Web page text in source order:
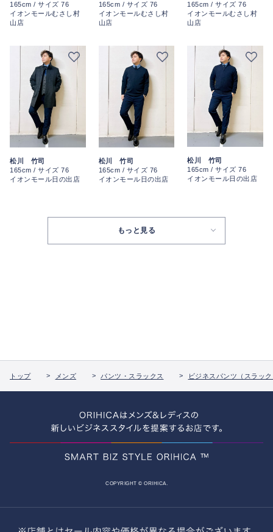
165cm / サイズ 76
イオンモールむさし村
山店
165cm / サイズ 76
イオンモールむさし村
山店
165cm / サイズ 76
イオンモールむさし村
山店
松川 竹司
165cm / サイズ 76
イオンモール日の出店
松川 竹司
165cm / サイズ 76
イオンモール日の出店
松川 竹司
165cm / サイズ 76
イオンモール日の出店
もっと見る
トップ メンズ パンツ・スラックス ビジネスパンツ（スラッ
COPYRIGHT © ORIHICA.